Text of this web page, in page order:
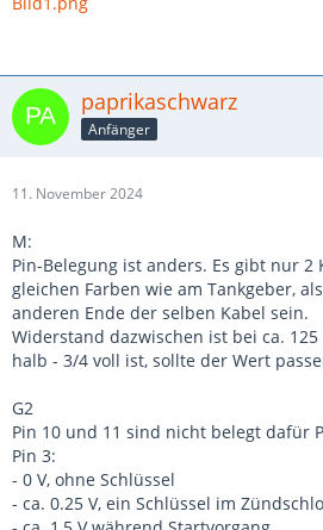
paprikaschwarz
Anfänger
11. November 2024
M:
Pin-Belegung ist anders. Es gibt nur 2
gleichen Farben wie am Tankgeber,
anderen Ende der selben Kabel sein.
Widerstand dazwischen ist bei ca.
halb - 3/4 voll ist, sollte der Wert
G2
Pin 10 und 11 sind nicht belegt dafür
Pin 3:
- 0 V, ohne Schlüssel
- ca. 0.25 V, ein Schlüssel im